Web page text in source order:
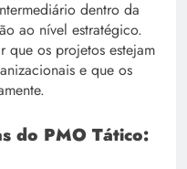
dentro da
ao nível estratégico.
os projetos estejam
e que os
do PMO Tático: